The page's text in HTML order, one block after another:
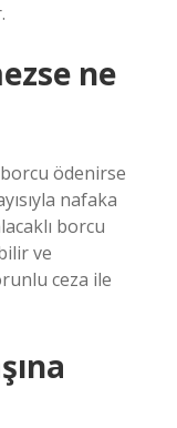
ne
borcu ödenirse
nafaka
borcu
ve
ceza ile